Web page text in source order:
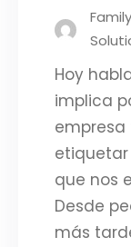
Hoy
implica
empresa
etiquetar
que nos
Desde
más